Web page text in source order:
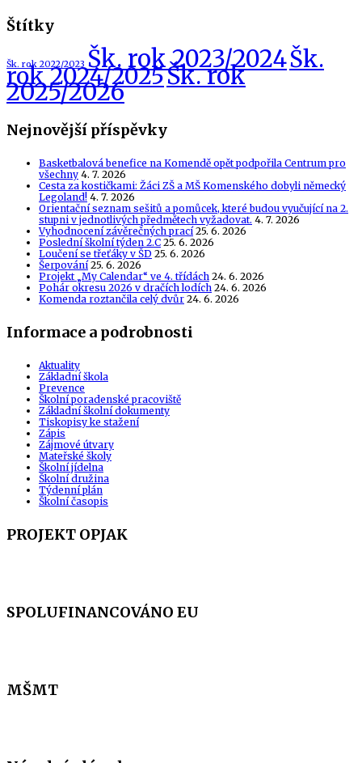
Štítky
Šk. rok 2022/2023 Šk. rok 2023/2024Šk.
rok 2024/2025Šk. rok
2025/2026
Nejnovější příspěvky
Basketbalová benefice na Komendě opět podpořila Centrum pro
všechny 4. 7. 2026
Cesta za kostičkami: Žáci ZŠ a MŠ Komenského dobyli německý
Legoland! 4. 7. 2026
Orientační seznam sešitů a pomůcek, které budou vyučující na 2.
stupni v jednotlivých předmětech vyžadovat. 4. 7. 2026
Vyhodnocení závěrečných prací 25. 6. 2026
Poslední školní týden 2.C 25. 6. 2026
Loučení se třeťáky v ŠD 25. 6. 2026
Šerpování 25. 6. 2026
Projekt „My Calendar“ ve 4. třídách 24. 6. 2026
Pohár okresu 2026 v dračích lodích 24. 6. 2026
Komenda roztančila celý dvůr 24. 6. 2026
Informace a podrobnosti
Aktuality
Základní škola
Prevence
Školní poradenské pracoviště
Základní školní dokumenty
Tiskopisy ke stažení
Zápis
Zájmové útvary
Mateřské školy
Školní jídelna
Školní družina
Týdenní plán
Školní časopis
PROJEKT OPJAK
SPOLUFINANCOVÁNO EU
MŠMT